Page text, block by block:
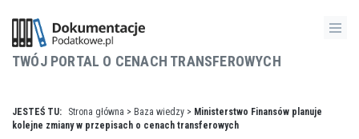
TWÓJ PORTAL O CENACH TRANSFEROWYCH
JESTEŚ TU: Strona główna > Baza wiedzy > Ministerstwo Finansów planuje
kolejne zmiany w przepisach o cenach transferowych